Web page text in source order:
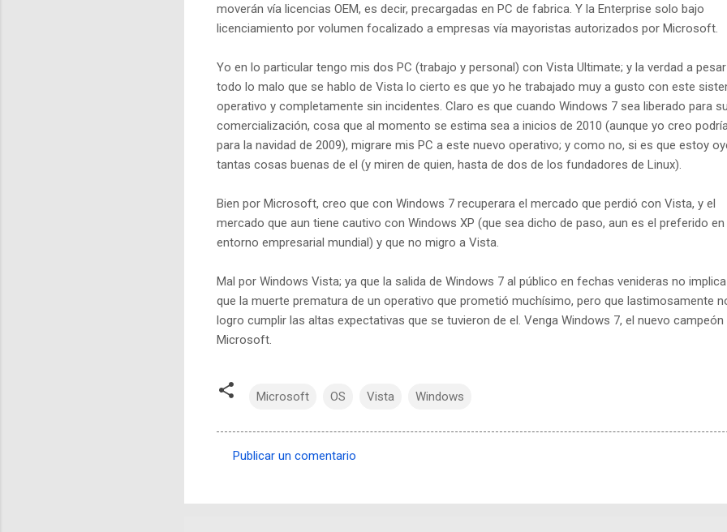
moverán vía licencias OEM, es decir, precargadas en PC de fabrica. Y la Enterprise solo bajo
licenciamiento por volumen focalizado a empresas vía mayoristas autorizados por Microsoft.
Yo en lo particular tengo mis dos PC (trabajo y personal) con Vista Ultimate; y la verdad a
todo lo malo que se hablo de Vista lo cierto es que yo he trabajado muy a gusto con este
operativo y completamente sin incidentes. Claro es que cuando Windows 7 sea liberado para su
comercialización, cosa que al momento se estima sea a inicios de 2010 (aunque yo creo
para la navidad de 2009), migrare mis PC a este nuevo operativo; y como no, si es que estoy
tantas cosas buenas de el (y miren de quien, hasta de dos de los fundadores de Linux).
Bien por Microsoft, creo que con Windows 7 recuperara el mercado que perdió con Vista, y el
mercado que aun tiene cautivo con Windows XP (que sea dicho de paso, aun es el preferido en
entorno empresarial mundial) y que no migro a Vista.
Mal por Windows Vista; ya que la salida de Windows 7 al público en fechas venideras no
que la muerte prematura de un operativo que prometió muchísimo, pero que lastimosamente
logro cumplir las altas expectativas que se tuvieron de el. Venga Windows 7, el nuevo campeón
Microsoft.
Microsoft OS Vista Windows
Publicar un comentario